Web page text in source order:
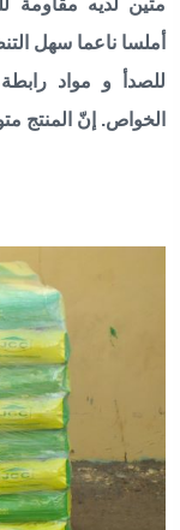
متين لديه مقاومة
أملسا ناعما سهل
للصدأ و مواد
الخواص. إنّ المنتج